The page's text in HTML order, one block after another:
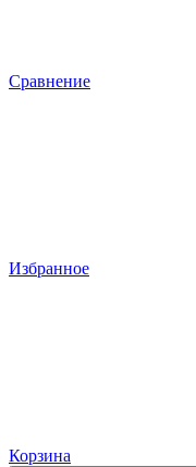
Сравнение
Избранное
Корзина